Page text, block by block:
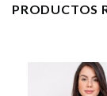
PRODUCTOS